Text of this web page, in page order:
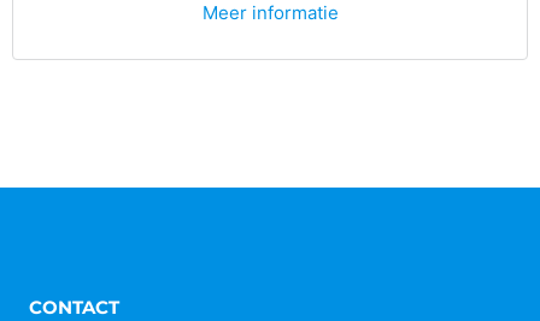
Meer informatie
CONTACT